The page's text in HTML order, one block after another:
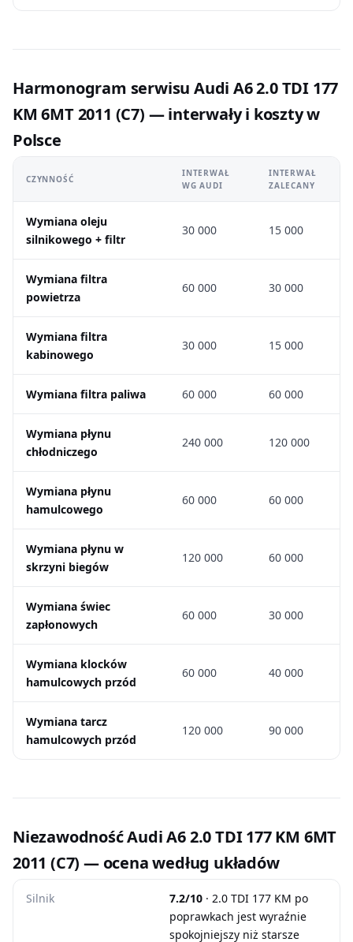
Harmonogram serwisu Audi A6 2.0 TDI 177
KM 6MT 2011 (C7) — interwały i koszty w
Polsce
CZYNNOŚĆ
INTERWAŁ
WG AUDI
INTERWAŁ
ZALECANY
Wymiana oleju
silnikowego + filtr
30 000 15 000
Wymiana filtra
powietrza
60 000 30 000
Wymiana filtra
kabinowego
30 000 15 000
Wymiana filtra paliwa 60 000 60 000
Wymiana płynu
chłodniczego
240 000 120 000
Wymiana płynu
hamulcowego
60 000 60 000
Wymiana płynu w
skrzyni biegów
120 000 60 000
Wymiana świec
zapłonowych
60 000 30 000
Wymiana klocków
hamulcowych przód
60 000 40 000
Wymiana tarcz
hamulcowych przód
120 000 90 000
Niezawodność Audi A6 2.0 TDI 177 KM 6MT
2011 (C7) — ocena według układów
Silnik 7.2/10 · 2.0 TDI 177 KM po
poprawkach jest wyraźnie
spokojniejszy niż starsze